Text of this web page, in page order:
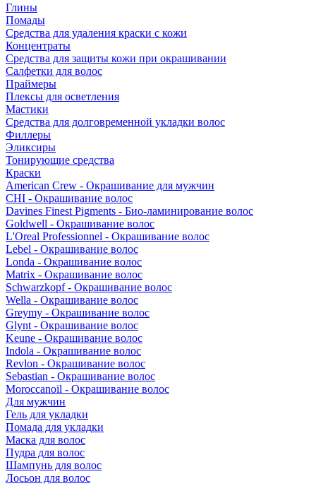
Глины
Помады
Средства для удаления краски с кожи
Концентраты
Средства для защиты кожи при окрашивании
Салфетки для волос
Праймеры
Плексы для осветления
Мастики
Средства для долговременной укладки волос
Филлеры
Эликсиры
Тонирующие средства
Краски
American Crew - Окрашивание для мужчин
CHI - Окрашивание волос
Davines Finest Pigments - Био-ламинирование волос
Goldwell - Окрашивание волос
L'Oreal Professionnel - Окрашивание волос
Lebel - Окрашивание волос
Londa - Окрашивание волос
Matrix - Окрашивание волос
Schwarzkopf - Окрашивание волос
Wella - Окрашивание волос
Greymy - Окрашивание волос
Glynt - Окрашивание волос
Keune - Окрашивание волос
Indola - Окрашивание волос
Revlon - Окрашивание волос
Sebastian - Окрашивание волос
Moroccanoil - Окрашивание волос
Для мужчин
Гель для укладки
Помада для укладки
Маска для волос
Пудра для волос
Шампунь для волос
Лосьон для волос